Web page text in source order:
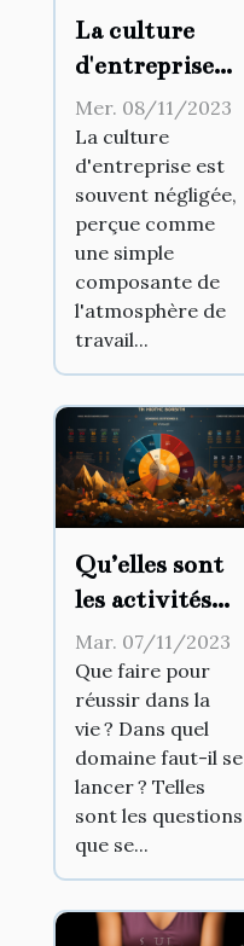
La culture
d'entreprise
comme clef de
succès
Mer. 08/11/2023
La culture
d'entreprise est
souvent négligée,
perçue comme
une simple
composante de
l'atmosphère de
travail...
Qu’elles sont
les activités
rentables ?
Mar. 07/11/2023
Que faire pour
réussir dans la
vie ? Dans quel
domaine faut-il se
lancer ? Telles
sont les questions
que se...